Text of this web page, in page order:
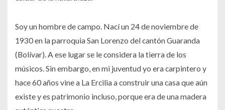
Soy un hombre de campo. Nací un 24 de noviembre de
1930 en la parroquia San Lorenzo del cantón Guaranda
(Bolívar). A ese lugar se le considera la tierra de los
músicos. Sin embargo, en mi juventud yo era carpintero y
hace 60 años vine a La Ercilia a construir una casa que aún
existe y es patrimonio incluso, porque era de una madera